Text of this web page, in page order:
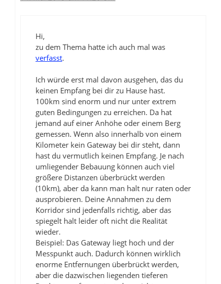
Hi,
zu dem Thema hatte ich auch mal was
verfasst.
Ich würde erst mal davon ausgehen, das du
keinen Empfang bei dir zu Hause hast.
100km sind enorm und nur unter extrem
guten Bedingungen zu erreichen. Da hat
jemand auf einer Anhöhe oder einem Berg
gemessen. Wenn also innerhalb von einem
Kilometer kein Gateway bei dir steht, dann
hast du vermutlich keinen Empfang. Je nach
umliegender Bebauung können auch viel
größere Distanzen überbrückt werden
(10km), aber da kann man halt nur raten oder
ausprobieren. Deine Annahmen zu dem
Korridor sind jedenfalls richtig, aber das
spiegelt halt leider oft nicht die Realität
wieder.
Beispiel: Das Gateway liegt hoch und der
Messpunkt auch. Dadurch können wirklich
enorme Entfernungen überbrückt werden,
aber die dazwischen liegenden tieferen